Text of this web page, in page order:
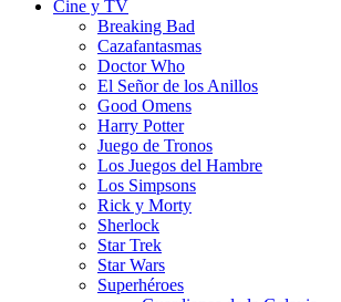
Cine y TV
Breaking Bad
Cazafantasmas
Doctor Who
El Señor de los Anillos
Good Omens
Harry Potter
Juego de Tronos
Los Juegos del Hambre
Los Simpsons
Rick y Morty
Sherlock
Star Trek
Star Wars
Superhéroes